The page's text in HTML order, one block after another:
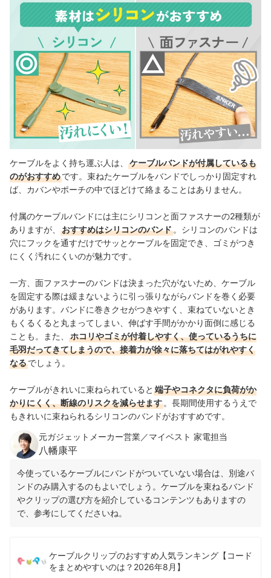
ケーブルをよく持ち運ぶ人は、
ケーブルバンドが付属しているも
のがおすすめです。束ねたケーブルをバンドでしっかり固定すれ
ば、カバンやポーチの中でほどけて絡まることはありません。
付属のケーブルバンドには主にシリコンと面ファスナーの2種類が
ありますが、
おすすめはシリコンのバンド 。シリコンのバンドは
穴にフックを通すだけでサッとケーブルを固定でき、ゴミがつき
にくく汚れにくいのが魅力です。
一方、面ファスナーのバンドは決まった穴がないため、ケーブル
を固定する際は緩まないように引っ張りながらバンドを巻く必要
があります。バンドに巻きクセがつきやすく、束ねていないとき
もくるくると丸まってしまい、伸ばす手間がかかり面倒に感じる
ことも。また、
ホコリやゴミが付着しやすく、使っているうちに
毛羽だってきてしまうので、接着力が徐々に落ちてはがれやすく
なるでしょう。
ケーブルがきれいに束ねられていると 端子やコネクタに負荷がか
かりにくく、断線のリスクを減らせます 。長期間使用するうえで
もきれいに束ねられるシリコンのバンドがおすすめです。
元ガジェットメーカー営業／マイベスト 家電担当
八幡康平
今使っているケーブルにバンドがついていない場合は、別途バ
ンドのみ購入するのもよいでしょう。ケーブルを束ねるバンド
やクリップの選び方を紹介しているコンテンツもありますの
で、参考にしてくださいね。
ケーブルクリップのおすすめ人気ランキング【コード
をまとめやすいのは？2026年8月】